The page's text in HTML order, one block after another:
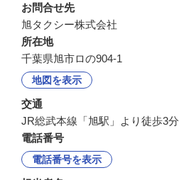
お問合せ先
旭タクシー株式会社
所在地
千葉県旭市ロの904-1
地図を表示
交通
JR総武本線「旭駅」より徒歩3分
電話番号
電話番号を表示